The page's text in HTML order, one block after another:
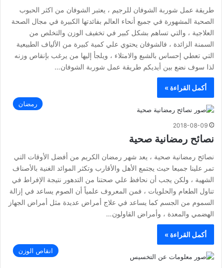
طريقة عمل شوربة الشوفان للرجيم ، يعتبر الشوفان من اكثر الحبوب
الصحية المشهورة في جميع أنحاء العالم بفائدتها الكبيرة في مجال الصحة
العلاجية ، والتي تساهم بشكل كبير في تخفيف الوزن والتخلص من
السمنة الزائدة ، فالشوفان يحتوي علي كمية كبيرة من الألياف الطبيعية
التي تعطي إحساس بالشبع والامتلاء ، ويلجأ إليها من يرغب بإنقاص وزنه
لذا سوف نضع بين أيديكم طريقة عمل شوربة الشوفان…
أكمل القراءة »
رمضان
2018-08-09
نصائح رمضانية صحية
نصائح رمضانية صحية ، يعد شهر رمضان الكريم من أفضل الأوقات التي
تمر علينا جميعا حيث يجتمع الأهل والأقارب وتكثر الموائد الغنية بالأصناف
الشهية ، ولكن يجب أن نحافظ علي صحتنا من التدهور نتيجة الإفراط في
تناول الطعام والحلويات ، فمن المعروف علمياً أن الصوم يساعد في إزالة
السموم من الجسم كما يساعد في علاج أمراض عديدة مثل أمراض الجهاز
الهضمي والمعدة ، وأمراض القاولون…
أكمل القراءة »
انقاص الوزن